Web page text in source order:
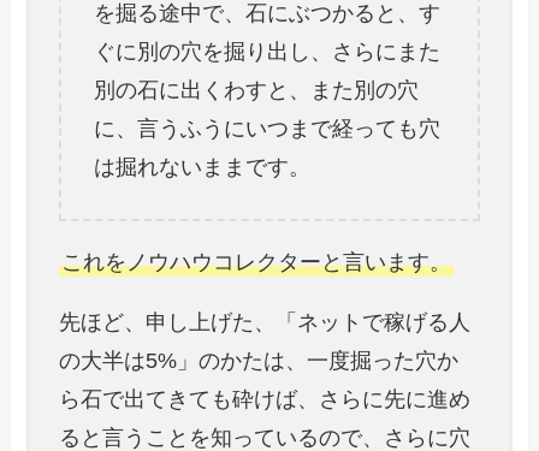
を掘る途中で、石にぶつかると、す
ぐに別の穴を掘り出し、さらにまた
別の石に出くわすと、また別の穴
に、言うふうにいつまで経っても穴
は掘れないままです。
これをノウハウコレクターと言います。
先ほど、申し上げた、「ネットで稼げる人
の大半は5%」のかたは、一度掘った穴か
ら石で出てきても砕けば、さらに先に進め
ると言うことを知っているので、さらに穴